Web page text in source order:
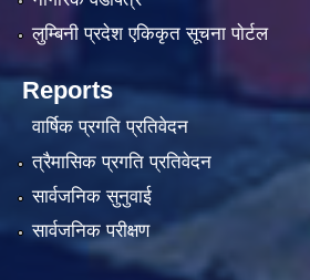
लुम्बिनी प्रदेश एकिकृत सूचना पाेर्टल
Reports
वार्षिक प्रगति प्रतिवेदन
त्रैमासिक प्रगति प्रतिवेदन
सार्वजनिक सुनुवाई
सार्वजनिक परीक्षण